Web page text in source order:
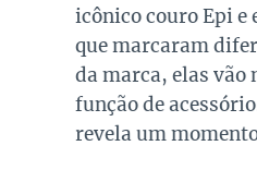
icônico couro Epi e
que marcaram
da marca, elas vão
função de
revela um